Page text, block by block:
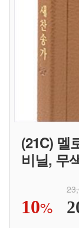
(21C) 멜
비닐, 무
10%